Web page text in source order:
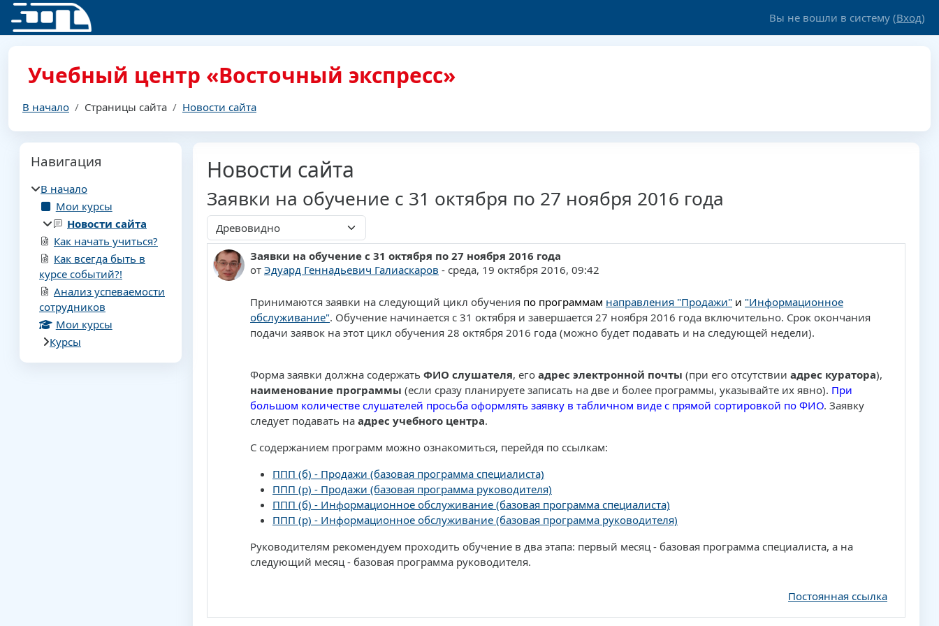
Перейти к основному содержанию
Вы не вошли в систему (Вход)
Учебный центр «Восточный экспресс»
В начало Страницы сайта Новости сайта
Новости сайта
Заявки на обучение с 31 октября по 27 ноября 2016 года
Режим отображения
Заявки на обучение с 31 октября по 27 ноября 2016 года
от Эдуард Геннадьевич Галиаскаров - среда, 19 октября 2016, 09:42
Количество ответов: 0
Принимаются заявки на следующий цикл обучения по программам направления "Продажи" и "Информационное
обслуживание". Обучение начинается с 31 октября и завершается 27 ноября 2016 года включительно. Срок окончания
подачи заявок на этот цикл обучения 28 октября 2016 года (можно будет подавать и на следующей недели).
Форма заявки должна содержать ФИО слушателя, его адрес электронной почты (при его отсутствии адрес куратора),
наименование программы (если сразу планируете записать на две и более программы, указывайте их явно). При
большом количестве слушателей просьба оформлять заявку в табличном виде с прямой сортировкой по ФИО. Заявку
следует подавать на адрес учебного центра.
С содержанием программ можно ознакомиться, перейдя по ссылкам:
ППП (б) - Продажи (базовая программа специалиста)
ППП (р) - Продажи (базовая программа руководителя)
ППП (б) - Информационное обслуживание (базовая программа специалиста)
ППП (р) - Информационное обслуживание (базовая программа руководителя)
Руководителям рекомендуем проходить обучение в два этапа: первый месяц - базовая программа специалиста, а на
следующий месяц - базовая программа руководителя.
Постоянная ссылка
Блоки
Навигация
В начало
Мои курсы
Новости сайта
Как начать учиться?
Как всегда быть в
курсе событий?!
Анализ успеваемости
сотрудников
Мои курсы
Курсы